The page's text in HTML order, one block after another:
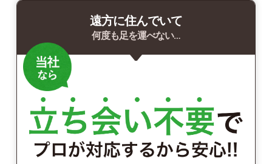
遠方に住んでいて
何度も足を運べない…